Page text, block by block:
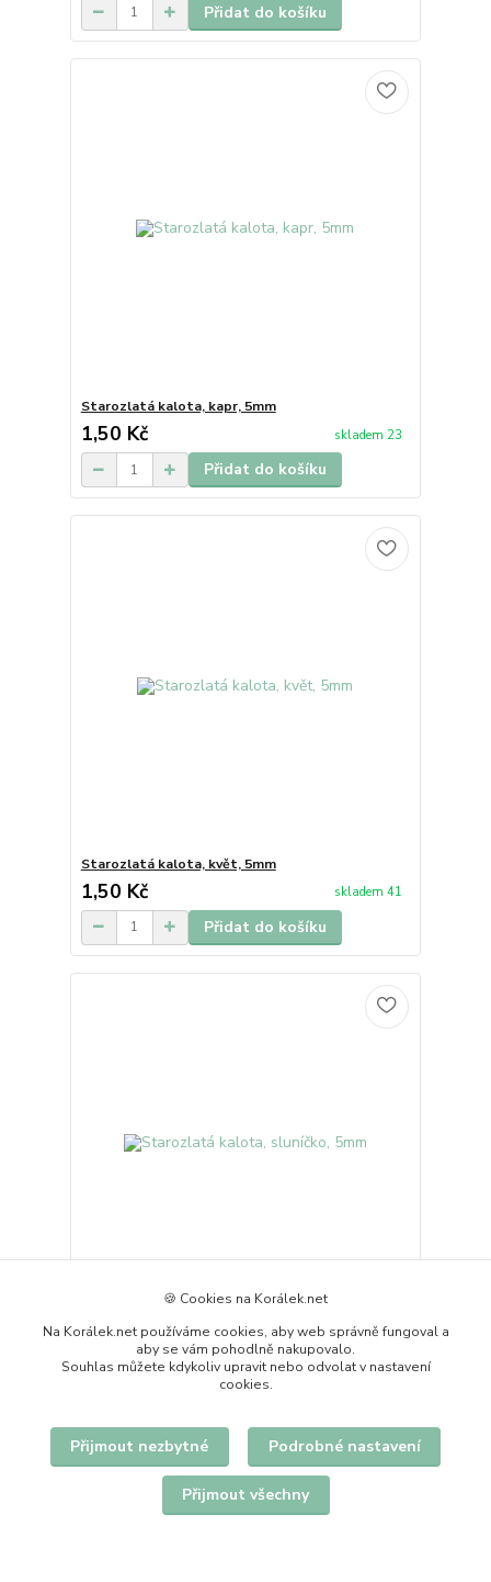
Přidat do košíku
Starozlatá kalota, kapr, 5mm
1,50 Kč skladem 23
Přidat do košíku
Starozlatá kalota, květ, 5mm
1,50 Kč skladem 41
Přidat do košíku
Starozlatá kalota, sluníčko, 5mm
1,50 Kč/ks skladem 134 ks
Přidat do košíku
🍪 Cookies na Korálek.net
Na Korálek.net používáme cookies, aby web správně fungoval a
aby se vám pohodlně nakupovalo.
Souhlas můžete kdykoliv upravit nebo odvolat v nastavení
cookies.
Přijmout nezbytné Podrobné nastavení
Přijmout všechny